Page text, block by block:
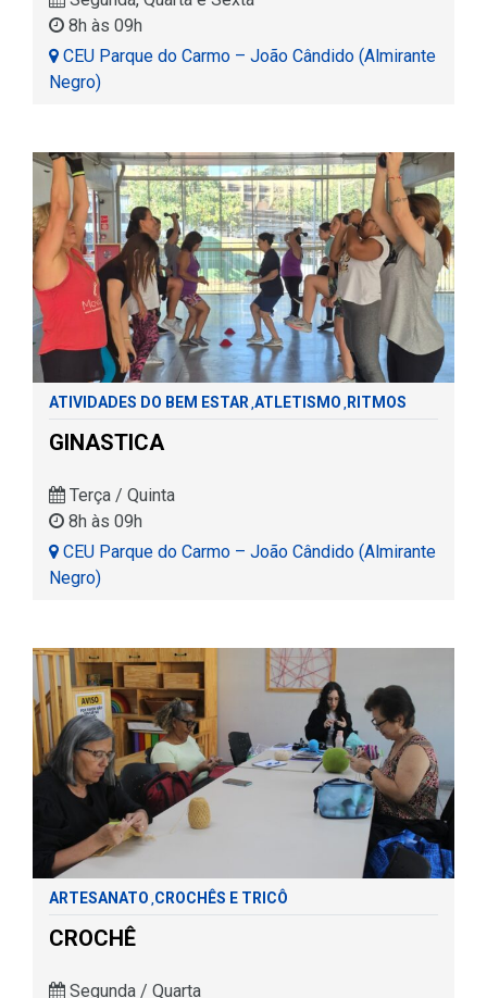
8h às 09h
CEU Parque do Carmo – João Cândido (Almirante
Negro)
ATIVIDADES DO BEM ESTAR ATLETISMO RITMOS
GINASTICA
Terça / Quinta
8h às 09h
CEU Parque do Carmo – João Cândido (Almirante
Negro)
ARTESANATO CROCHÊS E TRICÔ
CROCHÊ
Segunda / Quarta